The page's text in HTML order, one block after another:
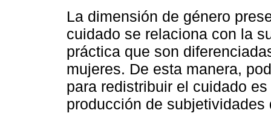
La dimensión de género
cuidado se relaciona con la
práctica que son
mujeres. De esta manera,
para redistribuir el cuidado
producción de subjetividades